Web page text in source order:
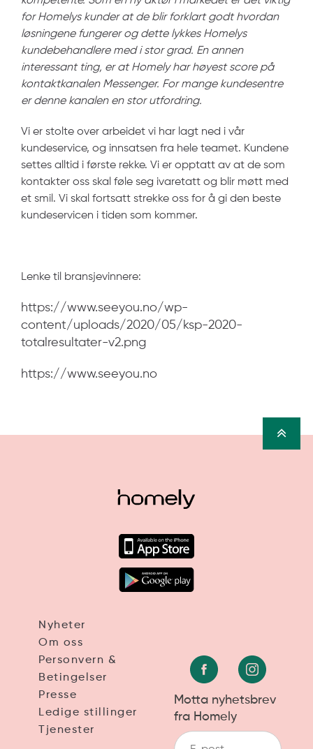
forHomelyskunder at de blir forklart godt hvordan
løsningene fungerer og dette lykkes Homelys
kundebehandlere med i stor grad. En annen
interessant ting, er atHomelyhar høyest score på
kontaktkanalen Messenger. For mange kundesentre
er denne kanalen en stor utfordring.
Vi er stolte over arbeidet vi har lagt ned i vår
kundeservice, og innsatsen fra hele teamet. Kundene
settes alltid i første rekke. Vi er opptatt av at de som
kontakter oss skal føle seg ivaretatt og blir møtt med
et smil. Vi skal fortsatt strekke oss for å gi den beste
kundeservicen i tiden som kommer.
Lenke til bransjevinnere:
https://www.seeyou.no/wp-
content/uploads/2020/05/ksp-2020-
totalresultater-v2.png
https://www.seeyou.no
Nyheter
Om oss
Personvern &
Betingelser
Presse
Ledige stillinger
Tjenester
Motta nyhetsbrev
fra Homely